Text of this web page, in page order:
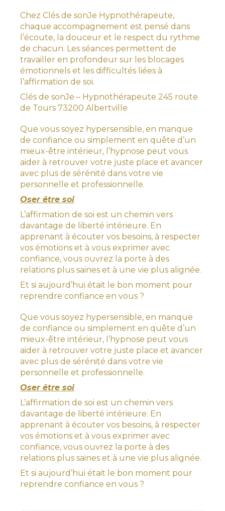
Chez Clés de sonJe Hypnothérapeute,
chaque accompagnement est pensé dans
l’écoute, la douceur et le respect du rythme
de chacun. Les séances permettent de
travailler en profondeur sur les blocages
émotionnels et les difficultés liées à
l’affirmation de soi.
Clés de sonJe – Hypnothérapeute 245 route
de Tours 73200 Albertville
Que vous soyez hypersensible, en manque
de confiance ou simplement en quête d’un
mieux-être intérieur, l’hypnose peut vous
aider à retrouver votre juste place et avancer
avec plus de sérénité dans votre vie
personnelle et professionnelle.
Oser être soi
L’affirmation de soi est un chemin vers
davantage de liberté intérieure. En
apprenant à écouter vos besoins, à respecter
vos émotions et à vous exprimer avec
confiance, vous ouvrez la porte à des
relations plus saines et à une vie plus alignée.
Et si aujourd’hui était le bon moment pour
reprendre confiance en vous ?
Que vous soyez hypersensible, en manque
de confiance ou simplement en quête d’un
mieux-être intérieur, l’hypnose peut vous
aider à retrouver votre juste place et avancer
avec plus de sérénité dans votre vie
personnelle et professionnelle.
Oser être soi
L’affirmation de soi est un chemin vers
davantage de liberté intérieure. En
apprenant à écouter vos besoins, à respecter
vos émotions et à vous exprimer avec
confiance, vous ouvrez la porte à des
relations plus saines et à une vie plus alignée.
Et si aujourd’hui était le bon moment pour
reprendre confiance en vous ?